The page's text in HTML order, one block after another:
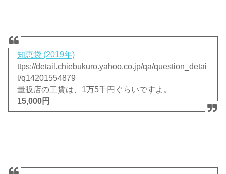
知恵袋 (2019年)
ttps://detail.chiebukuro.yahoo.co.jp/qa/question_detai
l/q14201554879
量販店の工賃は、1万5千円ぐらいですよ。
15,000円